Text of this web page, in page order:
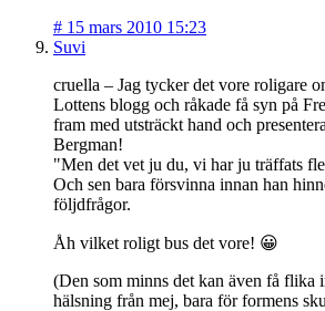
# 15 mars 2010 15:23
Suvi
cruella – Jag tycker det vore roligare
Lottens blogg och råkade få syn på
fram med utsträckt hand och
Bergman!
"Men det vet ju du, vi har ju träffats
Och sen bara försvinna innan han
följdfrågor.
Åh vilket roligt bus det vore! 😀
(Den som minns det kan även få flika
hälsning från mej, bara för formens